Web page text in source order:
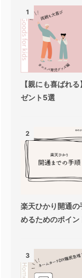
1
【親にも喜ばれ
ゼント5選
2
楽天ひかり開通
めるためのポイン
3